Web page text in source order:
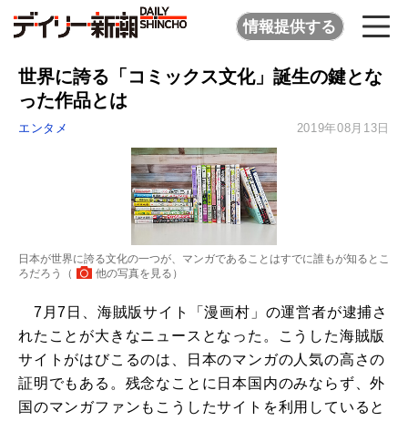
情報提供する
世界に誇る「コミックス文化」誕生の鍵とな
った作品とは
エンタメ 2019年08月13日
日本が世界に誇る文化の一つが、マンガであることはすでに誰もが知るとこ
ろだろう（
他の写真を見る ）
7月7日、海賊版サイト「漫画村」の運営者が逮捕さ
れたことが大きなニュースとなった。こうした海賊版
サイトがはびこるのは、日本のマンガの人気の高さの
証明でもある。残念なことに日本国内のみならず、外
国のマンガファンもこうしたサイトを利用していると